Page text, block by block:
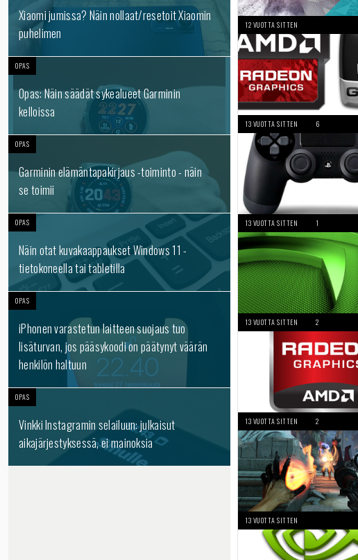
Xiaomi jumissa? Näin nollaat/resetoit Xiaomin
puhelimen
OPAS
Opas: Näin säädät sykealueet Garminin
kelloissa
OPAS
Garminin elämäntapakirjaus -toiminto - näin
se toimii
OPAS
Näin otat kuvakaappaukset Windows 11 -
tietokoneella tai tabletilla
OPAS
iPhonen varastetun laitteen suojaus tuo
lisäturvan, jos pääsykoodi on päätynyt väärän
henkilön haltuun
OPAS
Vinkki Instagramin selailuun: julkaisut
aikajärjestyksessä, ei mainoksia
12 VUOTTA SITTEN
13 VUOTTA SITTEN 6
13 VUOTTA SITTEN 1
13 VUOTTA SITTEN 2
13 VUOTTA SITTEN 2
13 VUOTTA SITTEN